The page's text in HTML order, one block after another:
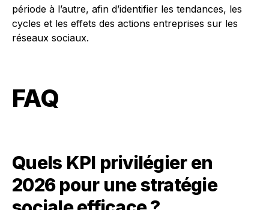
période à l’autre, afin d’identifier les tendances, les
cycles et les effets des actions entreprises sur les
réseaux sociaux.
FAQ
Quels KPI privilégier en
2026 pour une stratégie